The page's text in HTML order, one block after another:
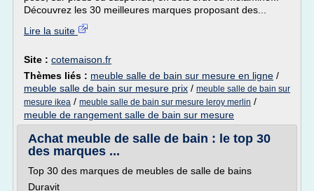
Découvrez les 30 meilleures marques proposant des...
Lire la suite
Site : cotemaison.fr
Thèmes liés : meuble salle de bain sur mesure en ligne /
meuble salle de bain sur mesure prix / meuble salle de bain sur
mesure ikea / meuble salle de bain sur mesure leroy merlin /
meuble de rangement salle de bain sur mesure
Achat meuble de salle de bain : le top 30
des marques ...
Top 30 des marques de meubles de salle de bains
Duravit